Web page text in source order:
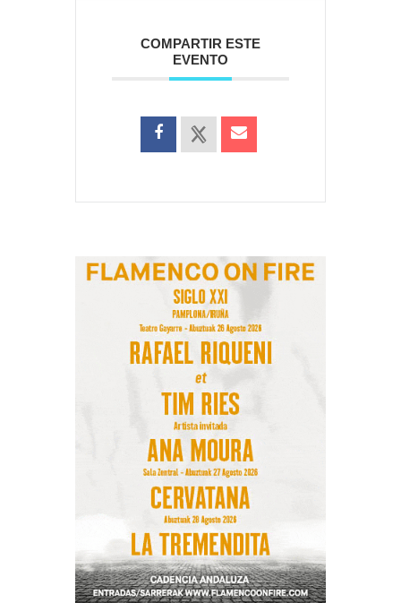
COMPARTIR ESTE
EVENTO